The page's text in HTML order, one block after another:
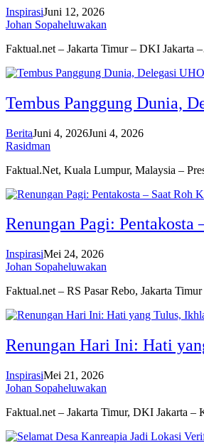
InspirasiJuni 12, 2026
Johan Sopaheluwakan
Faktual.net – Jakarta Timur – DKI Jakarta
Tembus Panggung Dunia,
BeritaJuni 4, 2026Juni 4, 2026
Rasidman
Faktual.Net, Kuala Lumpur, Malaysia –
Renungan Pagi:
InspirasiMei 24, 2026
Johan Sopaheluwakan
Faktual.net – RS Pasar Rebo, Jakarta
Renungan Hari Ini: Hati
InspirasiMei 21, 2026
Johan Sopaheluwakan
Faktual.net – Jakarta Timur, DKI Jakarta –